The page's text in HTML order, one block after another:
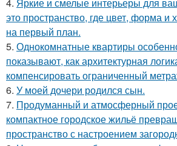
это пространство, где цвет, форма и
на первый план.
5. Однокомнатные квартиры
показывают, как архитектурная
компенсировать ограниченный
6. У моей дочери родился сын.
7. Продуманный и атмосферный
компактное городское жильё
пространство с настроением